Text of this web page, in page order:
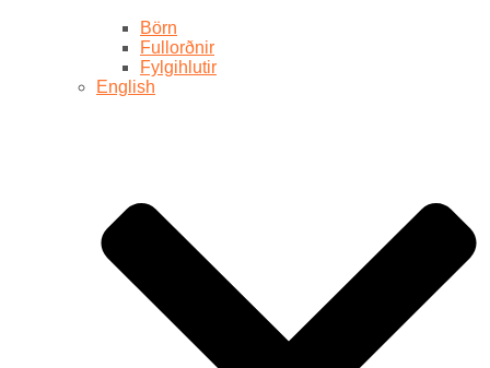
Börn
Fullorðnir
Fylgihlutir
English